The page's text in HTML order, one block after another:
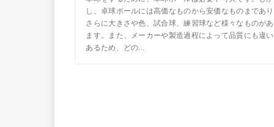
し、卓球ボールには高価なものから安価なものまであり
さらに大きさや色、試合球、練習球など様々なものがあ
ます。また、メーカーや製造過程によって品質にも違
あるため、どの...